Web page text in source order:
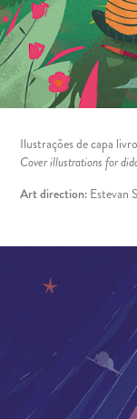
Ilustrações de capa
Cover illustrations for
Art direction: Estevan